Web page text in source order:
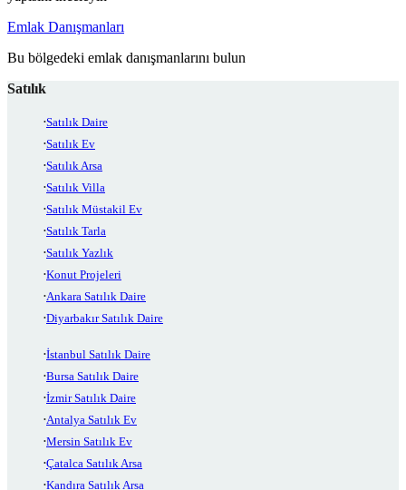
Emlak Danışmanları
Bu bölgedeki emlak danışmanlarını bulun
Satılık
Satılık Daire
Satılık Ev
Satılık Arsa
Satılık Villa
Satılık Müstakil Ev
Satılık Tarla
Satılık Yazlık
Konut Projeleri
Ankara Satılık Daire
Diyarbakır Satılık Daire
İstanbul Satılık Daire
Bursa Satılık Daire
İzmir Satılık Daire
Antalya Satılık Ev
Mersin Satılık Ev
Çatalca Satılık Arsa
Kandıra Satılık Arsa